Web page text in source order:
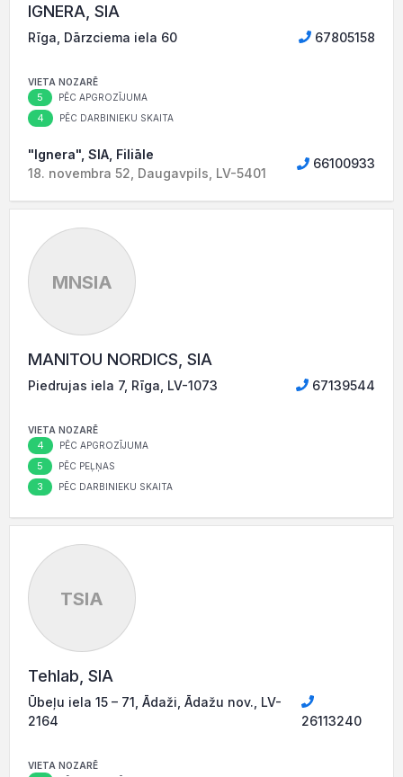
IGNERA, SIA
Rīga, Dārzciema iela 60 67805158
VIETA NOZARĒ
5 PĒC APGROZĪJUMA
4 PĒC DARBINIEKU SKAITA
"Ignera", SIA, Filiāle
18. novembra 52, Daugavpils, LV-5401
66100933
MNSIA
MANITOU NORDICS, SIA
Piedrujas iela 7, Rīga, LV-1073 67139544
VIETA NOZARĒ
4 PĒC APGROZĪJUMA
5 PĒC PEĻŅAS
3 PĒC DARBINIEKU SKAITA
TSIA
Tehlab, SIA
Ūbeļu iela 15 – 71, Ādaži, Ādažu nov., LV-
2164
26113240
VIETA NOZARĒ